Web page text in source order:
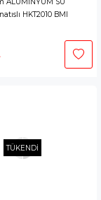
ALÜMİNYUM SU
HKT2010 BMI
TÜKENDİ